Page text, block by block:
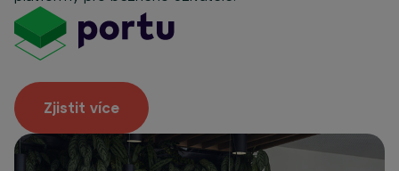
Zjistit více